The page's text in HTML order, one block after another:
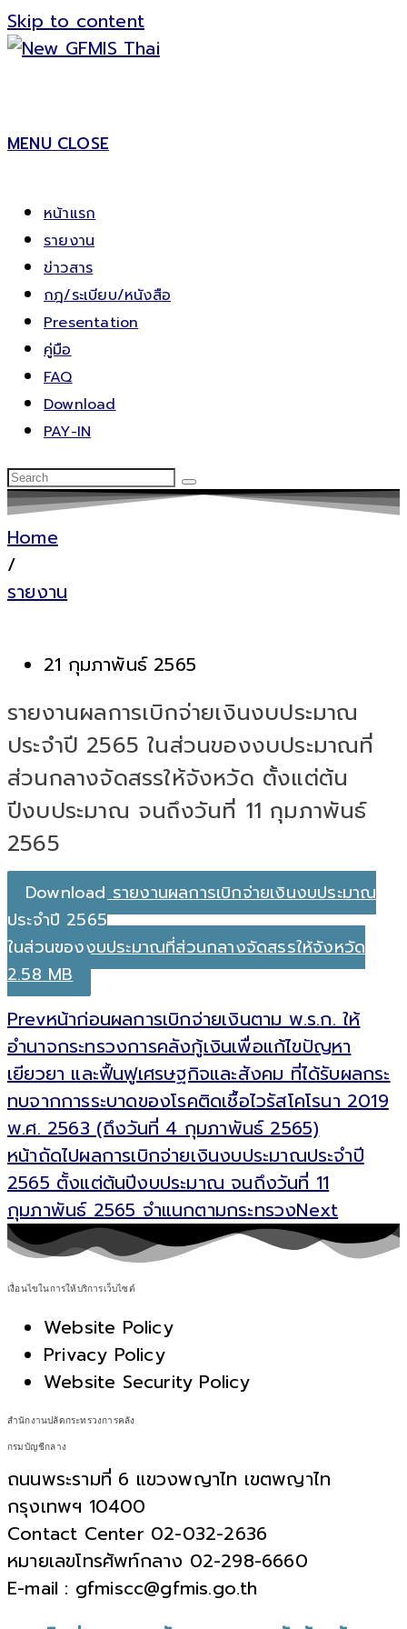
Skip to content
MENU CLOSE
หน้าแรก
รายงาน
ข่าวสาร
กฎ/ระเบียบ/หนังสือ
Presentation
คู่มือ
FAQ
Download
PAY-IN
Home
/
รายงาน
21 กุมภาพันธ์ 2565
รายงานผลการเบิกจ่ายเงินงบประมาณ
ประจำปี 2565 ในส่วนของงบประมาณที่
ส่วนกลางจัดสรรให้จังหวัด ตั้งแต่ต้น
ปีงบประมาณ จนถึงวันที่ 11 กุมภาพันธ์
2565
Download รายงานผลการเบิกจ่ายเงินงบประมาณ
ประจำปี 2565
ในส่วนของงบประมาณที่ส่วนกลางจัดสรรให้จังหวัด
2.58 MB
Prevหน้าก่อนผลการเบิกจ่ายเงินตาม พ.ร.ก. ให้
อำนาจกระทรวงการคลังกู้เงินเพื่อแก้ไขปัญหา
เยียวยา และฟื้นฟูเศรษฐกิจและสังคม ที่ได้รับผลกระ
ทบจากการระบาดของโรคติดเชื้อไวรัสโคโรนา 2019
พ.ศ. 2563 (ถึงวันที่ 4 กุมภาพันธ์ 2565)
หน้าถัดไปผลการเบิกจ่ายเงินงบประมาณประจำปี
2565 ตั้งแต่ต้นปีงบประมาณ จนถึงวันที่ 11
กุมภาพันธ์ 2565 จำแนกตามกระทรวงNext
เงื่อนไขในการให้บริการเว็บไซต์
Website Policy
Privacy Policy
Website Security Policy
สำนักงานปลัดกระทรวงการคลัง
กรมบัญชีกลาง
ถนนพระรามที่ 6 แขวงพญาไท เขตพญาไท
กรุงเทพฯ 10400
Contact Center 02-032-2636
หมายเลขโทรศัพท์กลาง 02-298-6660
E-mail : gfmiscc@gfmis.go.th